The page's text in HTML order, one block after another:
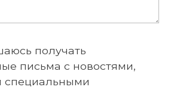
получать
письма с новостями,
специальными